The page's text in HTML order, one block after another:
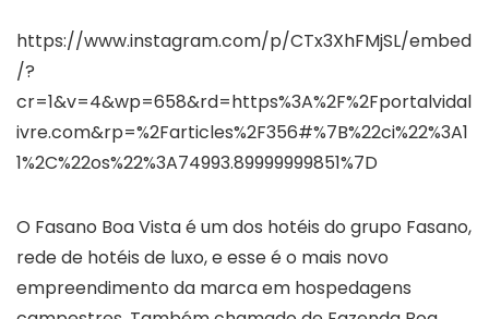
https://www.instagram.com/p/CTx3XhFMjSL/embed
/?
cr=1&v=4&wp=658&rd=https%3A%2F%2Fportalvidal
ivre.com&rp=%2Farticles%2F356#%7B%22ci%22%3A1
1%2C%22os%22%3A74993.89999999851%7D
O Fasano Boa Vista é um dos hotéis do grupo Fasano,
rede de hotéis de luxo, e esse é o mais novo
empreendimento da marca em hospedagens